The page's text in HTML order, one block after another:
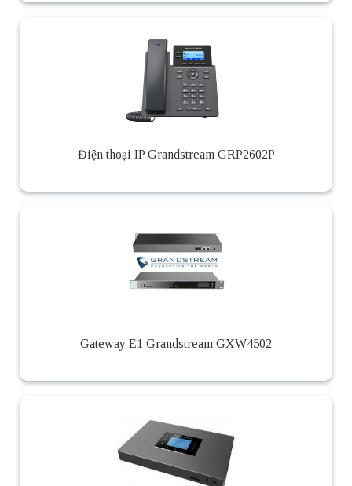
Điện thoại IP Grandstream GRP2602P
Gateway E1 Grandstream GXW4502